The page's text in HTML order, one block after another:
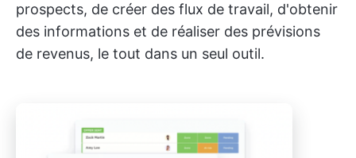
prospects, de créer des flux de travail, d'obtenir
des informations et de réaliser des prévisions
de revenus, le tout dans un seul outil.